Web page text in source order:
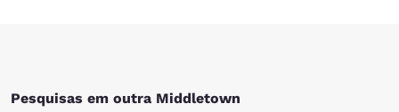
Pesquisas em outra Middletown